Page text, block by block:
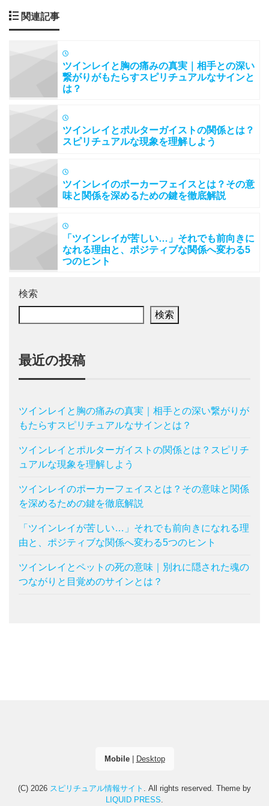
関連記事
ツインレイと胸の痛みの真実｜相手との深い
繋がりがもたらすスピリチュアルなサインと
は？
ツインレイとポルターガイストの関係とは？
スピリチュアルな現象を理解しよう
ツインレイのポーカーフェイスとは？その意
味と関係を深めるための鍵を徹底解説
「ツインレイが苦しい…」それでも前向きに
なれる理由と、ポジティブな関係へ変わる5
つのヒント
検索
検索
最近の投稿
ツインレイと胸の痛みの真実｜相手との深い繋がりが
もたらすスピリチュアルなサインとは？
ツインレイとポルターガイストの関係とは？スピリチ
ュアルな現象を理解しよう
ツインレイのポーカーフェイスとは？その意味と関係
を深めるための鍵を徹底解説
「ツインレイが苦しい…」それでも前向きになれる理
由と、ポジティブな関係へ変わる5つのヒント
ツインレイとペットの死の意味｜別れに隠された魂の
つながりと目覚めのサインとは？
Mobile| Desktop
(C) 2026 スピリチュアル情報サイト . All rights reserved. Theme by
LIQUID PRESS.